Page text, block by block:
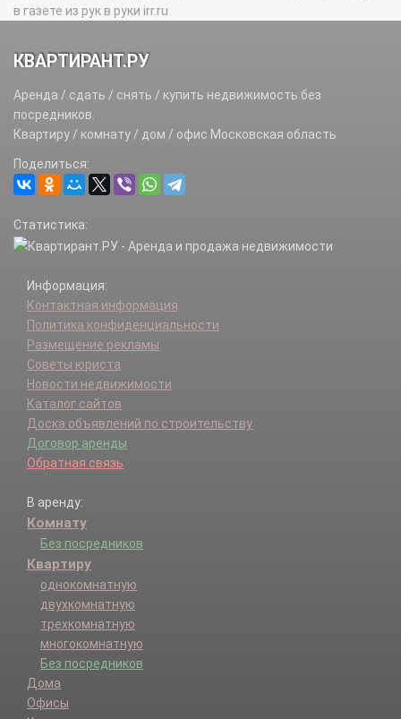
в газете из рук в руки irr.ru
КВАРТИРАНТ.РУ
Аренда / сдать / снять / купить недвижимость без
посредников.
Квартиру / комнату / дом / офис Московская область
Поделиться:
Статистика:
Информация:
Контактная информация
Политика конфиденциальности
Размещение рекламы
Советы юриста
Новости недвижимости
Каталог сайтов
Доска объявлений по строительству
Договор аренды
Обратная связь
В аренду:
Комнату
Без посредников
Квартиру
однокомнатную
двухкомнатную
трехкомнатную
многокомнатную
Без посредников
Дома
Офисы